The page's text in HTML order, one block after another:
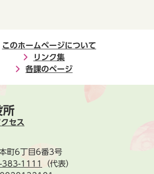
このホームページについて
リンク集
各課のページ
所
セス
町6丁目6番3号
383-1111
（代表）